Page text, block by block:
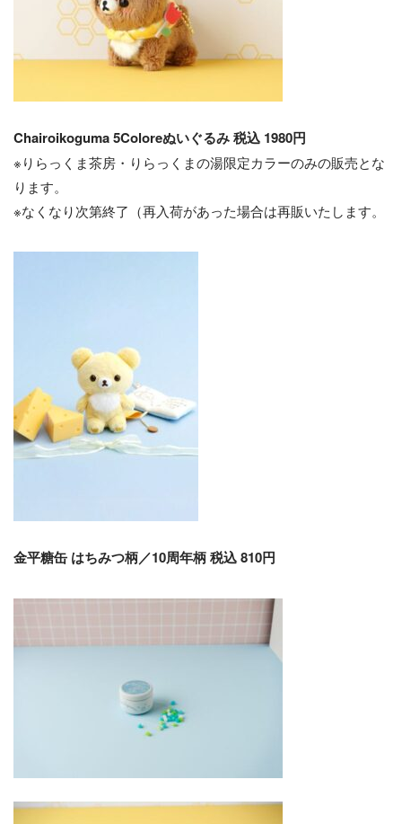
Chairoikoguma 5Coloreぬいぐるみ 税込 1980円
※りらっくま茶房・りらっくまの湯限定カラーのみの販売とな
ります。
※なくなり次第終了（再入荷があった場合は再販いたします。
金平糖缶 はちみつ柄／10周年柄 税込 810円